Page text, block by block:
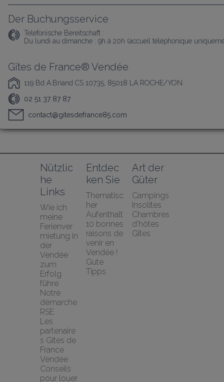
Der Buchungsservice
Telefonische Bereitschaft :
Du lundi au dimanche : 9h à 20h (accueil téléphonique
Gîtes de France® Vendée
119 Bd A.Briand CS 10735, 85018 LA ROCHE/YON
02 51 37 87 87
contact@gitesdefrance85.com
Nützlic
he
Links
Wie ich
meine
Ferienver
mietung in
der
Vendée
zum
Erfolg
führe
Notre
démarche
RSE
Les
partenaire
s Gites de
France
Vendée
Conseils
pour louer
Entdec
ken Sie
Thematisc
her
Aufenthalt
10 bonnes
raisons de
venir en
Vendée !
Gute
Tipps
Art der
Güter
Campings
Insolites
Chambres
d'hôtes
Gîtes